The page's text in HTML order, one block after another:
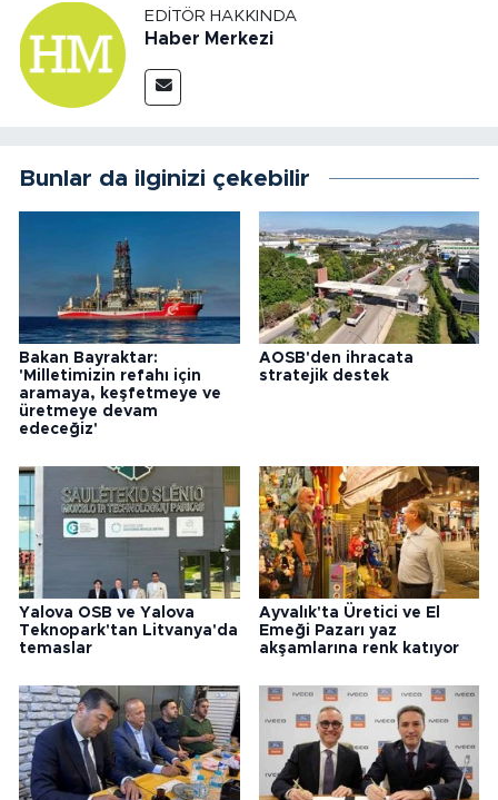
EDITÖR HAKKINDA
Haber Merkezi
Bunlar da ilginizi çekebilir
Bakan Bayraktar:
'Milletimizin refahı için
aramaya, keşfetmeye ve
üretmeye devam
edeceğiz'
AOSB'den ihracata
stratejik destek
Yalova OSB ve Yalova
Teknopark'tan Litvanya'da
temaslar
Ayvalık'ta Üretici ve El
Emeği Pazarı yaz
akşamlarına renk katıyor